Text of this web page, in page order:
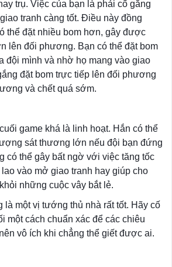
trụ. Việc của bạn là phải cố gắng
tranh càng tốt. Điều này đồng
thể đặt nhiều bom hơn, gây được
lên đối phương. Bạn có thể đặt bom
đội mình và nhờ họ mang vào giao
đặt bom trực tiếp lên đối phương
và chết quá sớm.
game khá là linh hoạt. Hắn có thể
sát thương lớn nếu đội bạn đứng
có thể gây bất ngờ với việc tăng tốc
vào mở giao tranh hay giúp cho
những cuộc vây bắt lẻ.
là một vị tướng thủ nhà rất tốt. Hãy cố
một cách chuẩn xác để các chiêu
vô ích khi chẳng thể giết được ai.